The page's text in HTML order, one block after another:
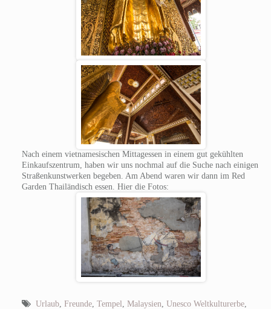
Nach einem vietnamesischen Mittagessen in einem gut gekühlten
Einkaufszentrum, haben wir uns nochmal auf die Suche nach einigen
Straßenkunstwerken begeben. Am Abend waren wir dann im Red
Garden Thailändisch essen. Hier die Fotos:
Urlaub, Freunde, Tempel Malaysien Unesco Weltkulturerbe,